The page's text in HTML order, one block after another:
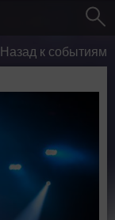
Назад к событиям